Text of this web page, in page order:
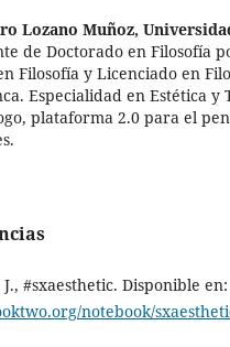
Lozano Muñoz,
de Doctorado en Filosofía
Filosofía y Licenciado en
Especialidad en Estética
plataforma 2.0 para el
J., #sxaesthetic. Disponible en:
notebook/